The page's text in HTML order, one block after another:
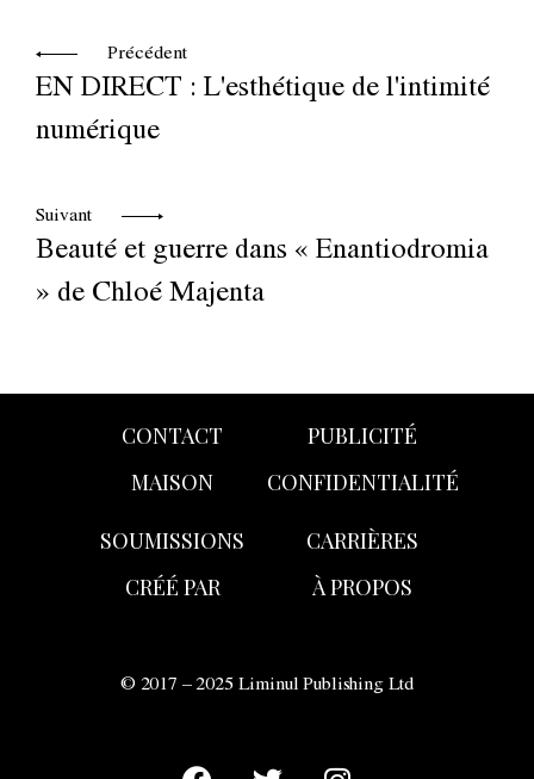
Précédent
EN DIRECT : L'esthétique de l'intimité
numérique
Suivant
Beauté et guerre dans « Enantiodromia
» de Chloé Majenta
CONTACT
MAISON
PUBLICITÉ
CONFIDENTIALITÉ
SOUMISSIONS
CRÉÉ PAR
CARRIÈRES
À PROPOS
© 2017 – 2025 Liminul Publishing Ltd